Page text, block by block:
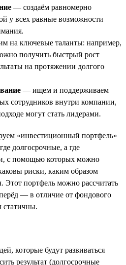
— создаём равномерно
у всех равные возможности
на ключевые таланты: например,
получить быстрый рост
на протяжении долгого
— ищем и поддерживаем
сотрудников внутри компании,
могут стать лидерами.
«инвестиционный портфель»
долгосрочные, а где
с помощью которых можно
риски, каким образом
Этот портфель можно рассчитать
— в отличие от фондового
статичны.
которые будут развиваться
результат (долгосрочные